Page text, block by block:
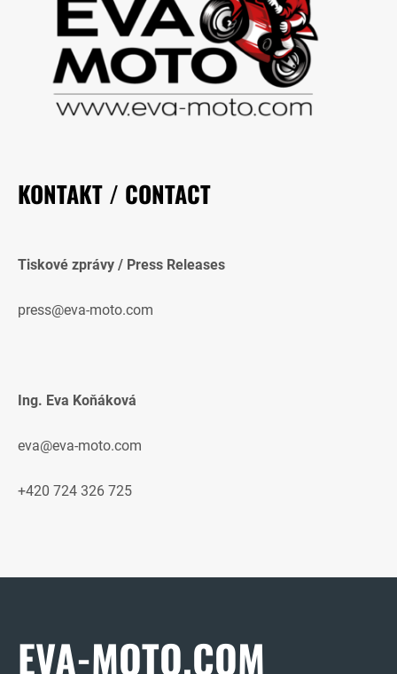
KONTAKT / CONTACT
Tiskové zprávy / Press Releases
press@eva-moto.com
Ing. Eva Koňáková
eva@eva-moto.com
+420 724 326 725
EVA-MOTO.COM